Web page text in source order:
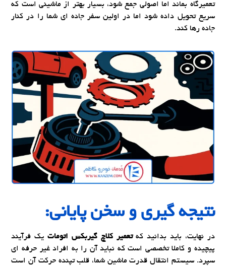
تعمیرگاه بماند اما اصولی جمع شود، بسیار بهتر از ماشینی است که
سریع تحویل داده شود اما در اولین سفر جاده ای شما را در کنار
جاده رها کند.
نتیجه گیری و سخن پایانی:
در نهایت، باید بدانید کهتعمیر کلاچ گیربکس اتوماتیک فرآیند
پیچیده و کاملا تخصصی است که نباید آن را به افراد غیر حرفه ای
سپرد. سیستم انتقال قدرت ماشین شما، قلب تپنده حرکت آن است